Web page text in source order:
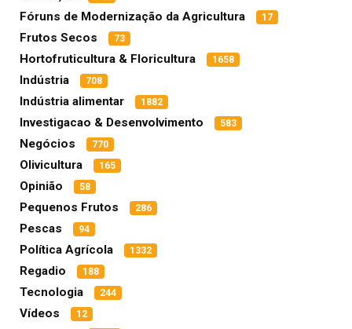
Fóruns de Modernização da Agricultura 17
Frutos Secos 73
Hortofruticultura & Floricultura 1658
Indústria 708
Indústria alimentar 1882
Investigacao & Desenvolvimento 583
Negócios 770
Olivicultura 165
Opinião 58
Pequenos Frutos 286
Pescas 94
Política Agrícola 1332
Regadio 188
Tecnologia 244
Vídeos 12